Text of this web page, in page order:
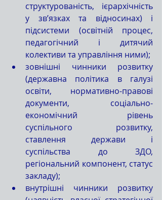
структурованість, ієрархічність
у зв’язках та відносинах) і
підсистеми (освітній процес,
педагогічний і дитячий
колективи та управління ними);
зовнішні чинники розвитку
(державна політика в галузі
освіти, нормативно-правові
документи, соціально-
економічний рівень
суспільного розвитку,
ставлення держави і
суспільства до ЗДО,
регіональний компонент, статус
закладу);
внутрішні чинники розвитку